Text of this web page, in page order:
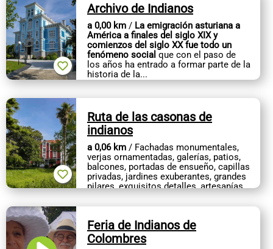
QUÉ HACER
ALOJAMIENTOS
RESTAURANTES
TURISMO ACTIVO
TIENDA
AGENDA
OFERTAS
CONTACTO
Archivo de Indianos
a 0,00 km / La emigración asturiana a
América a finales del siglo XIX y
comienzos del siglo XX fue todo un
fenómeno social que con el paso de
los años ha entrado a formar parte de la
historia de la...
Ruta de las casonas de
indianos
a 0,06 km / Fachadas monumentales,
verjas ornamentadas, galerías, patios,
balcones, portadas de ensueño, capillas
privadas, jardines exuberantes, grandes
pilares, exquisitos detalles, artesanías
Feria de Indianos de
Colombres